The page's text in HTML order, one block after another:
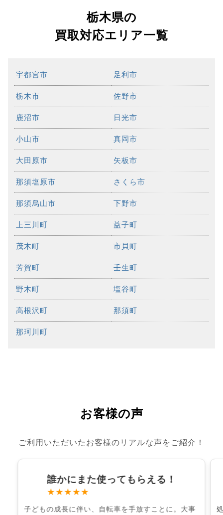
栃木県の
買取対応エリア一覧
宇都宮市 足利市
栃木市 佐野市
鹿沼市 日光市
小山市 真岡市
大田原市 矢板市
那須塩原市 さくら市
那須烏山市 下野市
上三川町 益子町
茂木町 市貝町
芳賀町 壬生町
野木町 塩谷町
高根沢町 那須町
那珂川町
お客様の声
ご利用いただいたお客様のリアルな声をご紹介！
誰かにまた使ってもらえる！
★★★★★
子どもの成長に伴い、自転車を手放すことに。大事